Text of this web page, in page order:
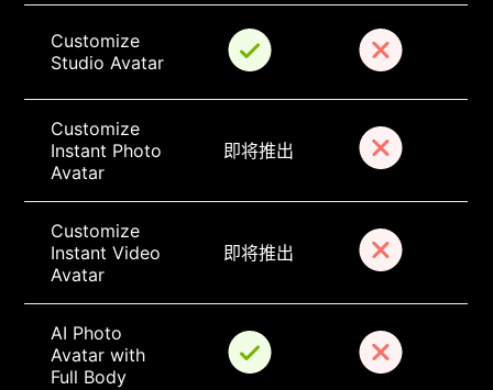
Customize
Studio Avatar
Customize
Instant Photo
Avatar
即将推出
Customize
Instant Video
Avatar
即将推出
AI Photo
Avatar with
Full Body